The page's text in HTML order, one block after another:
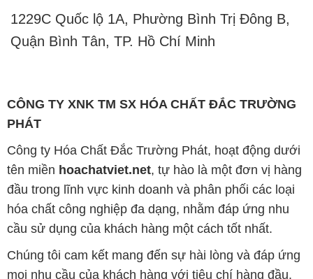
1229C Quốc lộ 1A, Phường Bình Trị Đông B,
Quận Bình Tân, TP. Hồ Chí Minh
CÔNG TY XNK TM SX HÓA CHẤT ĐẮC TRƯỜNG
PHÁT
Công ty Hóa Chất Đắc Trường Phát, hoạt động dưới
tên miền hoachatviet.net, tự hào là một đơn vị hàng
đầu trong lĩnh vực kinh doanh và phân phối các loại
hóa chất công nghiệp đa dạng, nhằm đáp ứng nhu
cầu sử dụng của khách hàng một cách tốt nhất.
Chúng tôi cam kết mang đến sự hài lòng và đáp ứng
mọi nhu cầu của khách hàng với tiêu chí hàng đầu.